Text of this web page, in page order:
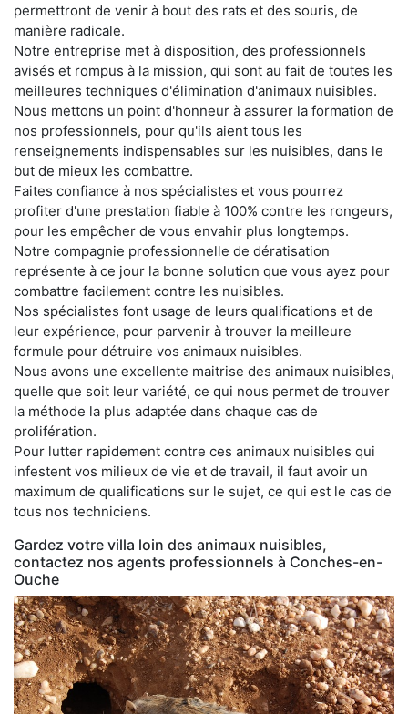
permettront de venir à bout des rats et des souris, de
manière radicale.
Notre entreprise met à disposition, des professionnels
avisés et rompus à la mission, qui sont au fait de toutes les
meilleures techniques d'élimination d'animaux nuisibles.
Nous mettons un point d'honneur à assurer la formation de
nos professionnels, pour qu'ils aient tous les
renseignements indispensables sur les nuisibles, dans le
but de mieux les combattre.
Faites confiance à nos spécialistes et vous pourrez
profiter d'une prestation fiable à 100% contre les rongeurs,
pour les empêcher de vous envahir plus longtemps.
Notre compagnie professionnelle de dératisation
représente à ce jour la bonne solution que vous ayez pour
combattre facilement contre les nuisibles.
Nos spécialistes font usage de leurs qualifications et de
leur expérience, pour parvenir à trouver la meilleure
formule pour détruire vos animaux nuisibles.
Nous avons une excellente maitrise des animaux nuisibles,
quelle que soit leur variété, ce qui nous permet de trouver
la méthode la plus adaptée dans chaque cas de
prolifération.
Pour lutter rapidement contre ces animaux nuisibles qui
infestent vos milieux de vie et de travail, il faut avoir un
maximum de qualifications sur le sujet, ce qui est le cas de
tous nos techniciens.
Gardez votre villa loin des animaux nuisibles,
contactez nos agents professionnels à Conches-en-
Ouche